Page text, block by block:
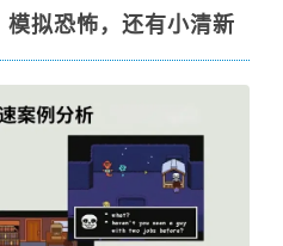
拟恐怖，还有小清新